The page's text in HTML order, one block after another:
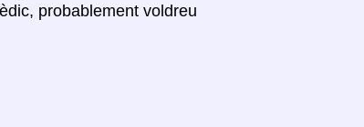
probablement voldreu